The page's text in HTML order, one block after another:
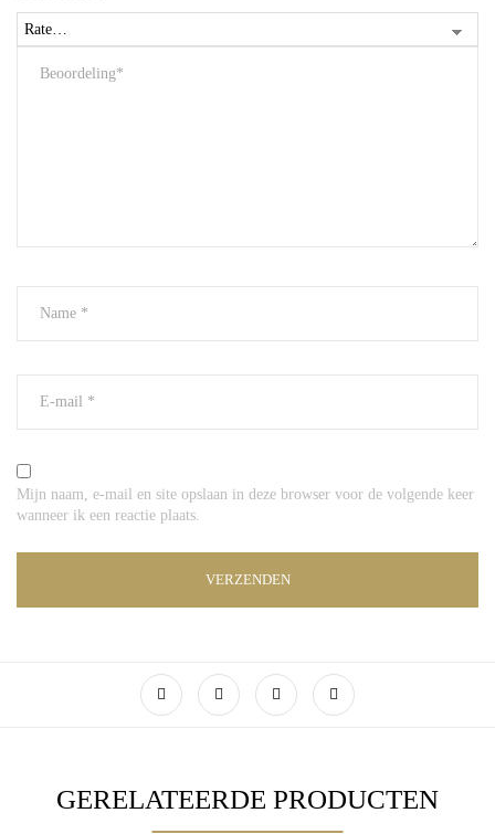
Mijn naam, e-mail en site opslaan in deze browser voor de volgende keer
wanneer ik een reactie plaats.
GERELATEERDE PRODUCTEN